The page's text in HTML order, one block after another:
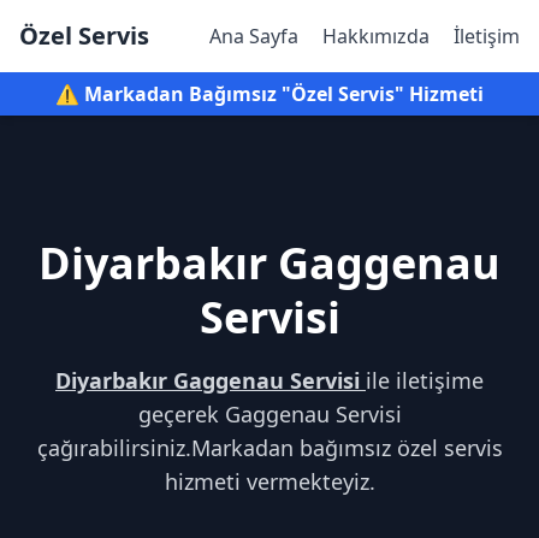
Özel Servis Ana Sayfa Hakkımızda İletişim
⚠️ Markadan Bağımsız "Özel Servis" Hizmeti
Diyarbakır Gaggenau
Servisi
Diyarbakır Gaggenau Servisi ile iletişime
geçerek Gaggenau Servisi
çağırabilirsiniz.Markadan bağımsız özel servis
hizmeti vermekteyiz.